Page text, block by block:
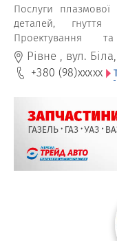
Послуги
деталей,
Проектування
обладнання для
Будівництво
органічних
Рівне , вул.
+380 (98)xxxxx